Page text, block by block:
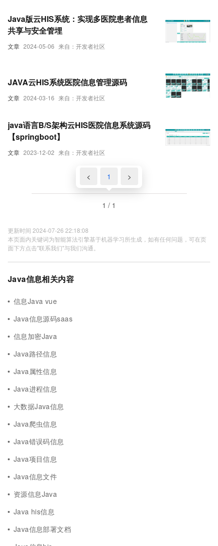
文章 2024-05-06 来自：开发者社区
Java版云HIS系统：实现多医院患者信息
共享与安全管埋
文章 2024-03-16 来自：开发者社区
JAVA云HIS系统医院信息管理源码
文章 2023-12-02 来自：开发者社区
java语言B/S架构云HIS医院信息系统源码
【springboot】
< 1 >
1 / 1
更新时间 2024-07-26 22:18:08
本页面内关键词为智能算法引擎基于机器学习所生成，如有任何问题，可在页
面下方点击"联系我们"与我们沟通。
Java信息相关内容
信息Java vue
Java信息源码saas
信息加密Java
Java路径信息
Java属性信息
Java进程信息
大数据Java信息
Java爬虫信息
Java错误码信息
Java项目信息
Java信息文件
资源信息Java
Java his信息
Java信息部署文档